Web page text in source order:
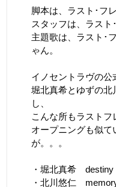
脚本は、ラスト･フ
スタッフは、ラスト
主題歌は、ラスト･
ゃん。
イノセントラヴの公
堀北真希とゆずの北
し、
こんな所もラストフ
オープニングも似て
が。。。
・堀北真希
・北川悠仁